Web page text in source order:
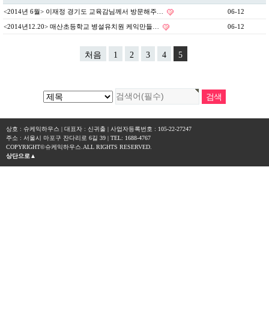
<2014년 6월> 이재정 경기도 교육감님께서 방문해주… 06-12
<2014년12.20> 매산초등학교 병설유치원 케익만들… 06-12
처음 1 2 3 4 5
상호 : 슈케익하우스 | 대표자 : 신귀출 | 사업자등록번호 : 105-22-27247
주소 : 서울시 마포구 잔다리로 6길 39 | TEL: 1688-4767
COPYRIGHT©슈케익하우스.ALL RIGHTS RESERVED.
상단으로▲